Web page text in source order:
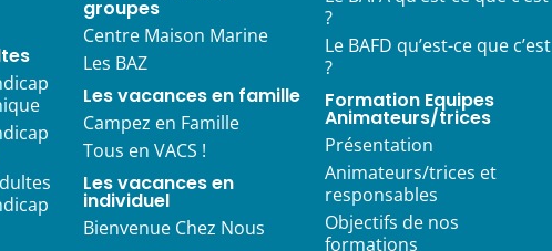
groupes
Centre Maison Marine
Les BAZ
Les vacances en famille
Campez en Famille
Tous en VACS !
Les vacances en
individuel
Bienvenue Chez Nous
?
Le BAFD qu’est-ce que c’est
?
Formation Equipes
Animateurs/trices
Présentation
Animateurs/trices et
responsables
Objectifs de nos
formations